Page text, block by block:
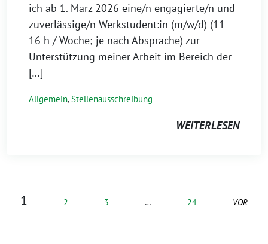
ich ab 1. März 2026 eine/n engagierte/n und
zuverlässige/n Werkstudent:in (m/w/d) (11-
16 h / Woche; je nach Absprache) zur
Unterstützung meiner Arbeit im Bereich der
[…]
Allgemein,Stellenausschreibung
WEITERLESEN
1 2 3 … 24 VOR